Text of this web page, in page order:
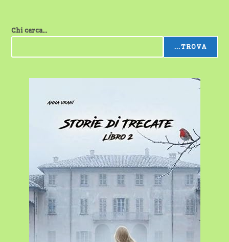
Chi cerca...
...TROVA